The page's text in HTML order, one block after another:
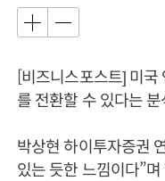
[비즈니스포스트] 미
를 전환할 수 있다는
박상현 하이투자증권
있는 듯한 느낌이다”